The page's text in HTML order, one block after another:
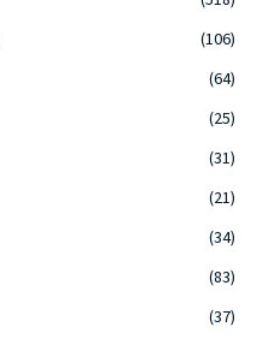
(106)
(64)
(25)
(31)
(21)
(34)
(83)
(37)